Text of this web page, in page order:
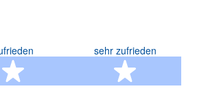
4 Sterne
sehr zufrieden
5 Sterne